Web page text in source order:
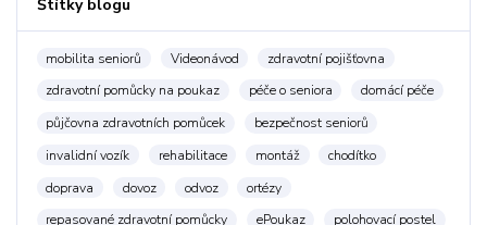
Štítky blogu
mobilita seniorů Videonávod
zdravotní pojišťovna
zdravotní pomůcky na poukaz
péče o seniora
domácí péče
půjčovna zdravotních pomůcek
bezpečnost seniorů
invalidní vozík
rehabilitace montáž
chodítko
doprava
dovoz odvoz
ortézy
repasované zdravotní pomůcky
ePoukaz
polohovací postel